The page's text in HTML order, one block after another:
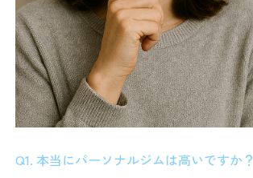
Q1. 本当にパーソナルジムは高いですか？